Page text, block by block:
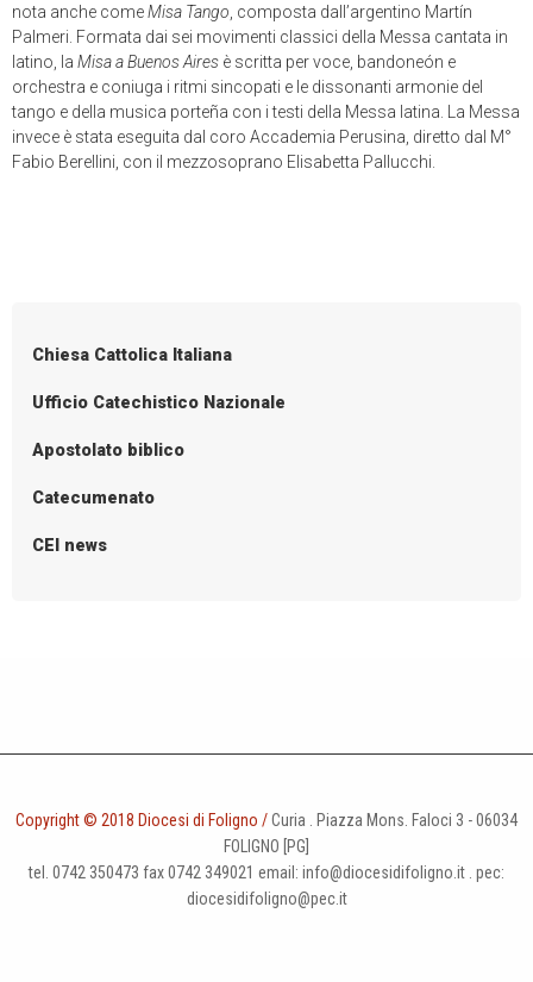
nota anche comeMisa Tango , composta dall’argentino Martín
Palmeri. Formata dai sei movimenti classici della Messa cantata in
latino, la Misa a Buenos Aires è scritta per voce, bandoneón e
orchestra e coniuga i ritmi sincopati e le dissonanti armonie del
tango e della musica porteña con i testi della Messa latina. La Messa
invece è stata eseguita dal coro Accademia Perusina, diretto dal M°
Fabio Berellini, con il mezzosoprano Elisabetta Pallucchi.
Chiesa Cattolica Italiana
Ufficio Catechistico Nazionale
Apostolato biblico
Catecumenato
CEI news
Copyright © 2018 Diocesi di Foligno /Curia . Piazza Mons. Faloci 3 - 06034
FOLIGNO [PG]
tel. 0742 350473 fax 0742 349021 email: info@diocesidifoligno.it . pec:
diocesidifoligno@pec.it